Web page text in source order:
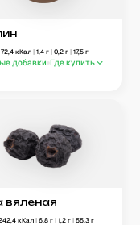
72,4 кКал | 1,4 г | 0,2 г | 17,5 г
добавки Где купить
вяленая
кКал | 6,8 г | 1,2 г | 55,3 г